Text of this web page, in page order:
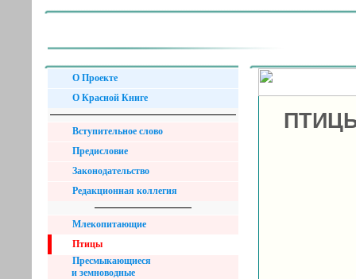
О Проекте
О Красной Книге
Вступительное слово
Предисловие
Законодательство
Редакционная коллегия
Млекопитающие
Птицы
Пресмыкающиеся
и земноводные